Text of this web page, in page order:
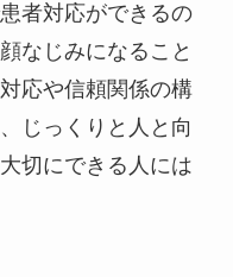
者対応ができるの
なじみになること
応や信頼関係の構
じっくりと人と向
切にできる人には